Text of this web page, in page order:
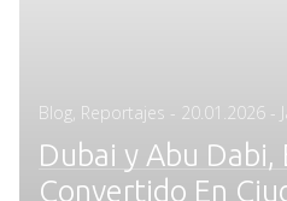
Blog Reportajes - Posted
20.01.2026 -
Dubai y Abu Dabi,
Convertido En